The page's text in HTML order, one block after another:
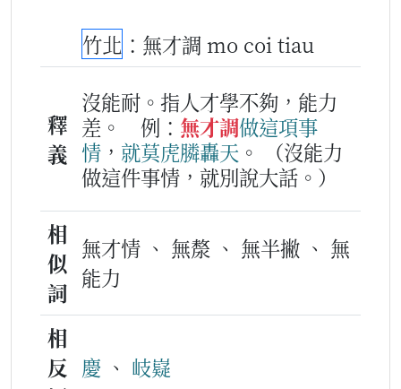
竹北 ：無才調 mo coi tiau
釋
義
沒能耐。指人才學不夠，能力
差。
例： 無才調做這項事
情 ， 就莫虎膦轟天 。
（沒能力
做這件事情，就別說大話。）
相
似
詞
無才情 、 無漦 、 無半撇 、 無
能力
相
反 慶 、 岐嶷